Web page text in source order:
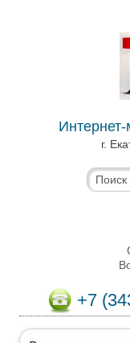
г.
+7